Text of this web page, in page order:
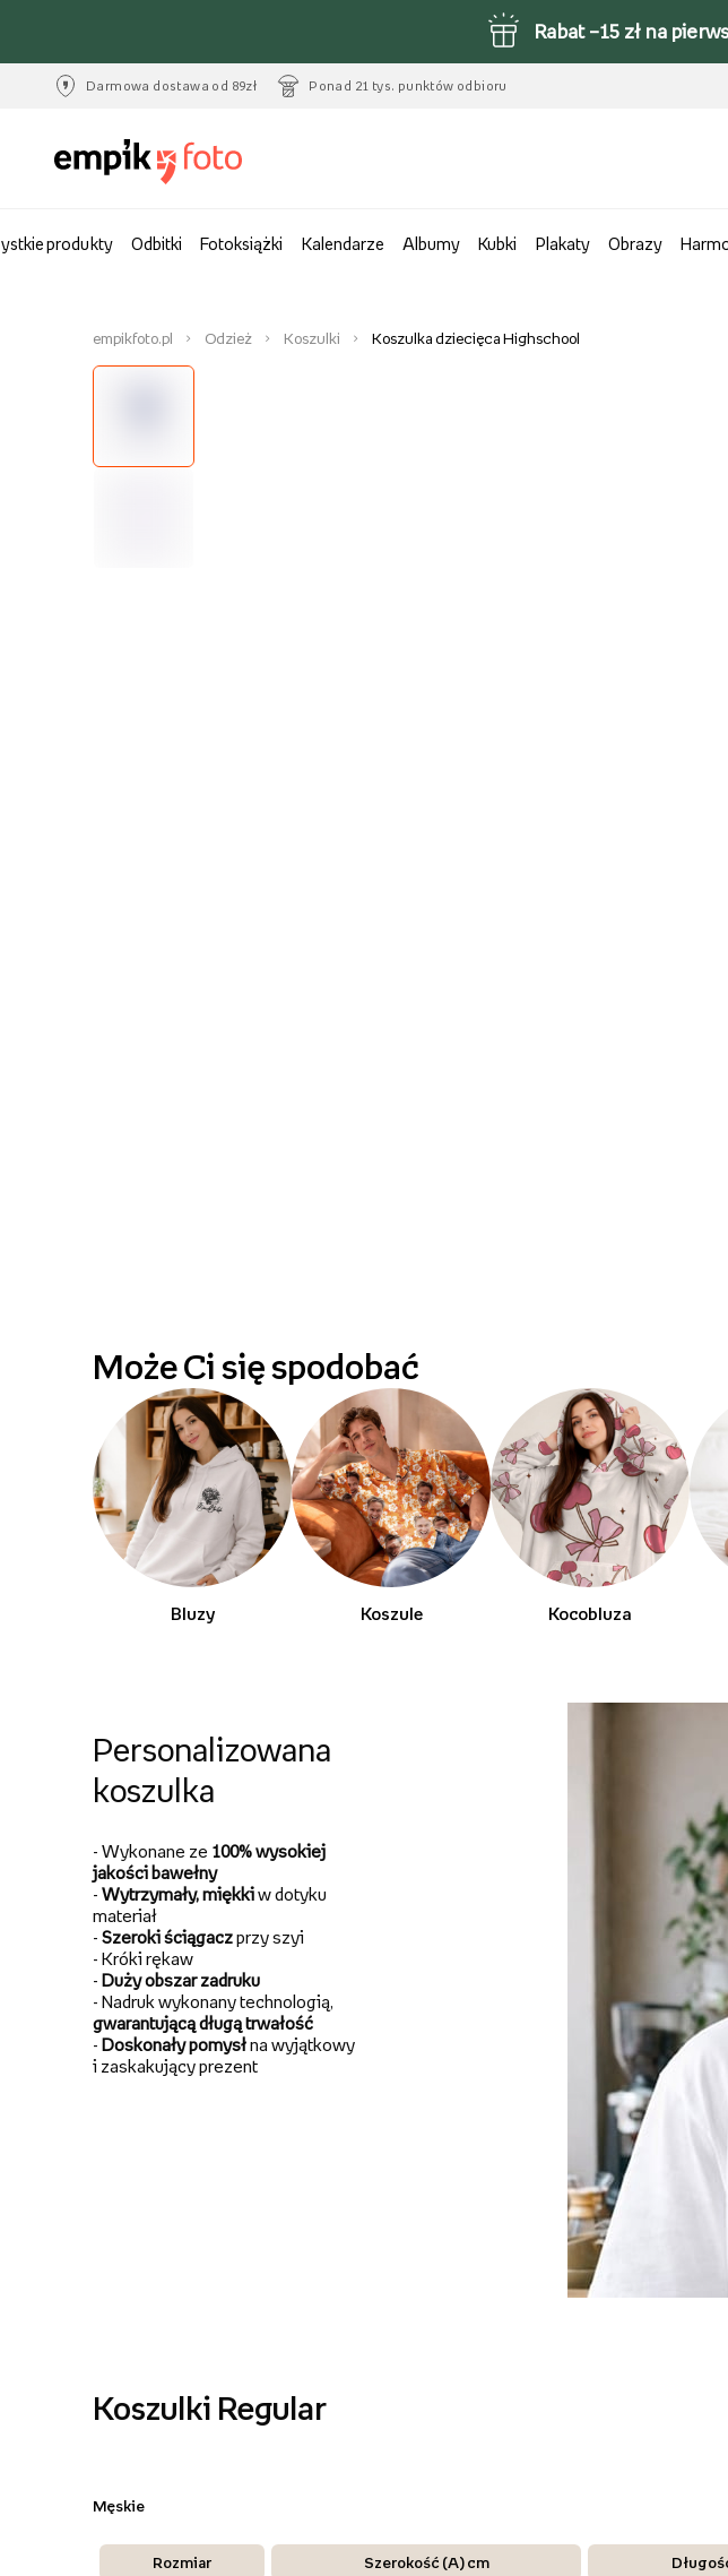
Rabat –15 zł na
Darmowa dostawa od 89zł Ponad 21 tys. punktów odbioru
produkty Odbitki Fotoksiążki Kalendarze Albumy Kubki Plakaty Obrazy
empikfoto.pl Odzież Koszulki Koszulka dziecięca Highschool
Może Ci się spodobać
Bluzy Koszule Kocobluza
Personalizowana
koszulka
- Wykonane ze 100%wysokiej
jakości bawełny
- Wytrzymały, miękkiw dotyku
materiał
- Szeroki ściągaczprzy szyi
- Króki rękaw
- Duży obszar zadruku
- Nadruk wykonany technologią,
gwarantującą długątrwałość
- Doskonały pomysłna wyjątkowy
i zaskakujący prezent
Koszulki Regular
Męskie
Rozmiar Szerokość (A) cm